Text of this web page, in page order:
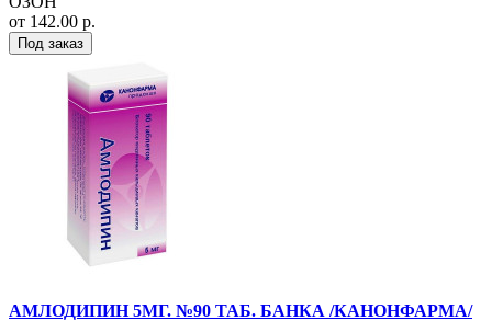
от 142.00 р.
Под заказ
АМЛОДИПИН 5МГ. №90 ТАБ. БАНКА /КАНОНФАРМА/